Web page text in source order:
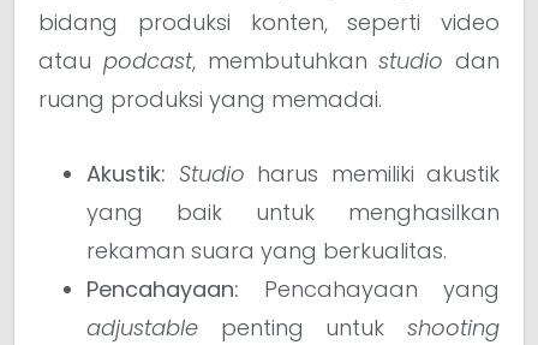
bidang produksi konten, seperti video
atau podcast, membutuhkanstudio dan
ruang produksi yang memadai.
Akustik: Studio harus memiliki akustik
yang baik untuk menghasilkan
rekaman suara yang berkualitas.
Pencahayaan: Pencahayaan yang
adjustable penting untuk shooting